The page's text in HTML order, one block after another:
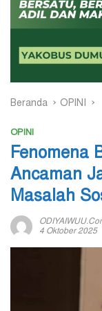
Beranda OPINI
OPINI
Fenomena
Ancaman
Masalah
4 Oktober 2025